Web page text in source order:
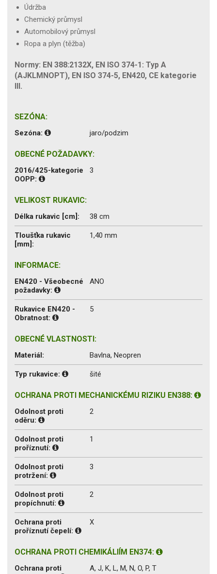
Údržba
Chemický průmysl
Automobilový průmysl
Ropa a plyn (těžba)
Normy: EN 388:2132X, EN ISO 374-1: Typ A
(AJKLMNOPT), EN ISO 374-5, EN420, CE kategorie
III.
SEZÓNA:
Sezóna: jaro/podzim
OBECNÉ POŽADAVKY:
2016/425-kategorie
OOPP:
3
VELIKOST RUKAVIC:
Délka rukavic [cm]: 38 cm
Tloušťka rukavic
[mm]:
1,40 mm
INFORMACE:
EN420 - Všeobecné
požadavky:
ANO
Rukavice EN420 -
Obratnost:
5
OBECNÉ VLASTNOSTI:
Materiál: Bavlna, Neopren
Typ rukavice: šité
OCHRANA PROTI MECHANICKÉMU RIZIKU EN388:
Odolnost proti
oděru:
2
Odolnost proti
proříznutí:
1
Odolnost proti
protržení:
3
Odolnost proti
propíchnutí:
2
Ochrana proti
proříznutí čepelí:
X
OCHRANA PROTI CHEMIKÁLIÍM EN374:
Ochrana proti
A, J, K, L, M, N, O, P, T